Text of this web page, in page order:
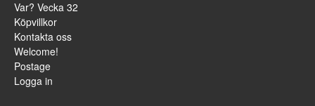
Var? Vecka 32
Köpvillkor
Kontakta oss
Welcome!
Postage
Logga in